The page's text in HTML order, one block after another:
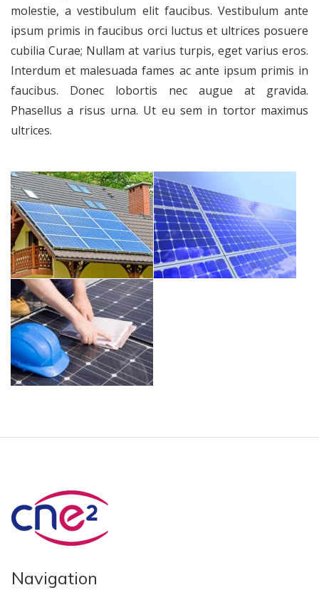
molestie, a vestibulum elit faucibus. Vestibulum ante
ipsum primis in faucibus orci luctus et ultrices posuere
cubilia Curae; Nullam at varius turpis, eget varius eros.
Interdum et malesuada fames ac ante ipsum primis in
faucibus. Donec lobortis nec augue at gravida.
Phasellus a risus urna. Ut eu sem in tortor maximus
ultrices.
Navigation